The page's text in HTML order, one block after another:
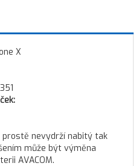
X
prostě nevydrží nabitý tak
může být výměna
AVACOM.